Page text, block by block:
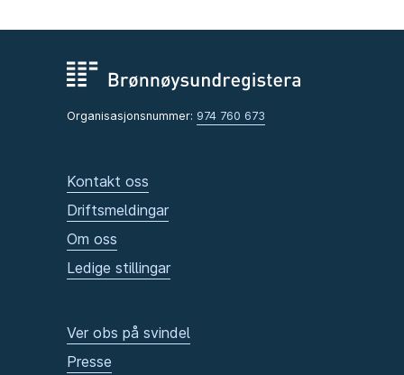
Organisasjonsnummer: 974 760 673
Kontakt oss
Driftsmeldingar
Om oss
Ledige stillingar
Ver obs på svindel
Presse